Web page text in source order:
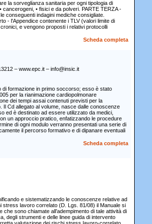
la sorveglianza sanitaria per ogni tipologia di
• fisici e da polveri. PARTE TERZA -
conseguenti indagini mediche consigliate.
- l'Appendice contenente i TLV (valori limite di
e vengono proposti i relativi protocolli
Scheda completa
– www.epc.it – info@insic.it
formazione in primo soccorso; esso è stato
per la rianimazione cardiopolmonare
dei tempi assai contenuti previsti per la
Cd allegato al volume, nasce dalle conoscenze
ed è destinato ad essere utilizzato da medici,
un approccio pratico, enfatizzando le procedure
di ogni modulo verranno presentati una serie di
il percorso formativo e di dipanare eventuali
Scheda completa
e sistematizzando le conoscenze relative ad
stress lavoro correlato (D. Lgs. 81/08) il Manuale si
sono chiamate all’adempimento di tale attività di
degli strumenti e delle linee guida di intervento